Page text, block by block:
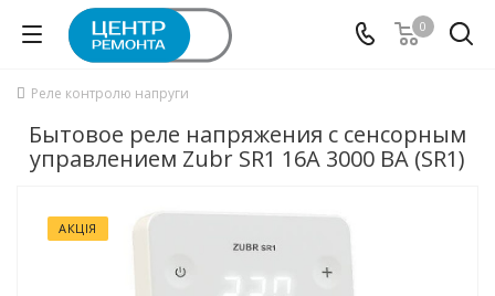
0
Реле контролю напруги
Бытовое реле напряжения с сенсорным
управлением Zubr SR1 16A 3000 ВА (SR1)
АКЦІЯ